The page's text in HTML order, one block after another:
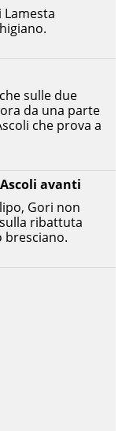
avanti
Gori non
ribattuta
bresciano.
sulle due
da una parte
che prova a
Lamesta